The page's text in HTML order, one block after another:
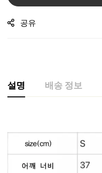
공유
설명 배송 정보